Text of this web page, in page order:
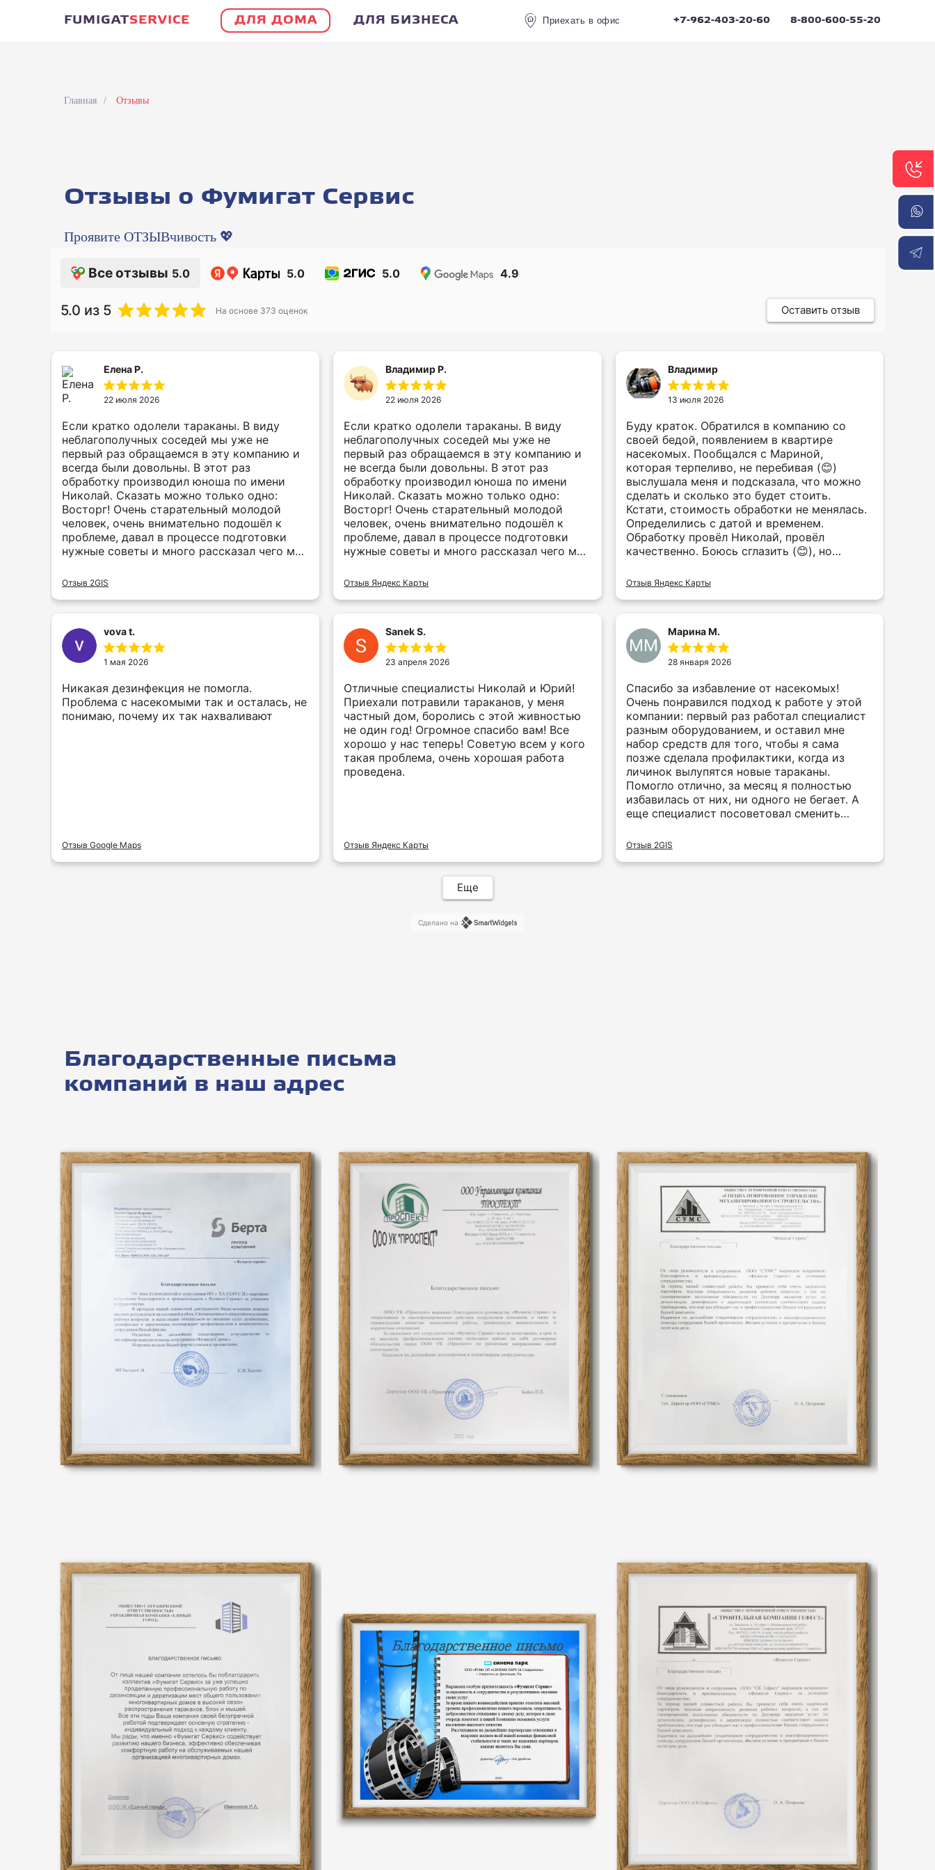
8-800-600-55-20
+7-962-403-20-60
ДЛЯ БИЗНЕСА Приехать в офис
FUMIGATSERVICE
ДЛЯ ДОМА
О компании
Главная / Отзывы
Отзывы о Фумигат Сервис
Проявите ОТЗЫВчивость 💖
Все отзывы 5.0 5.0 5.0 4.9
5.0 из 5 На основе 373 оценок Оставить отзыв
Елена Р.
22 июля 2026
Если кратко одолели тараканы. В виду
неблагополучных соседей мы уже не
первый раз обращаемся в эту компанию и
всегда были довольны. В этот раз
обработку производил юноша по имени
Николай. Сказать можно только одно:
Восторг! Очень старательный молодой
человек, очень внимательно подошёл к
проблеме, давал в процессе подготовки
нужные советы и много рассказал чего мы
долго. По прошествии нескольких дней
довольны и благодарим Вас за Вашу
Отзыв 2GIS
Владимир Р.
22 июля 2026
Если кратко одолели тараканы. В виду
неблагополучных соседей мы уже не
первый раз обращаемся в эту компанию и
не всегда были довольны. В этот раз
обработку производил юноша по имени
Николай. Сказать можно только одно:
Восторг! Очень старательный молодой
человек, очень внимательно подошёл к
проблеме, давал в процессе подготовки
нужные советы и много рассказал чего мы
долго. По прошествии нескольких дней
довольны и благодарим Вас за Вашу
Отзыв Яндекс Карты
Владимир
13 июля 2026
Буду краток. Обратился в компанию со
своей бедой, появлением в квартире
насекомых. Пообщался с Мариной,
которая терпеливо, не перебивая (😊)
выслушала меня и подсказала, что можно
сделать и сколько это будет стоить.
Кстати, стоимость обработки не менялась.
Определились с датой и временем.
Обработку провёл Николай, провёл
качественно. Боюсь сглазить (😊), но
Сервис серьёзная компания, с хорошим
добросовестно и качественно выполняют
Отзыв Яндекс Карты
vova t.
1 мая 2026
Никакая дезинфекция не помогла.
Проблема с насекомыми так и осталась, не
понимаю, почему их так нахваливают
Отзыв Google Maps
Sanek S.
23 апреля 2026
Отличные специалисты Николай и Юрий!
Приехали потравили тараканов, у меня
частный дом, боролись с этой живностью
не один год! Огромное спасибо вам! Все
хорошо у нас теперь! Советую всем у кого
такая проблема, очень хорошая работа
проведена.
Отзыв Яндекс Карты
ММ
Марина М.
28 января 2026
Спасибо за избавление от насекомых!
Очень понравился подход к работе у этой
компании: первый раз работал специалист
разным оборудованием, и оставил мне
набор средств для того, чтобы я сама
позже сделала профилактики, когда из
личинок вылупятся новые тараканы.
Помогло отлично, за месяц я полностью
избавилась от них, ни одного не бегает. А
еще специалист посоветовал сменить
маленькие ячейки и тараканы от соседей
всем знакомым на своем положительном
Отзыв 2GIS
Еще
Сделано на
Благодарственные письма
компаний в наш адрес